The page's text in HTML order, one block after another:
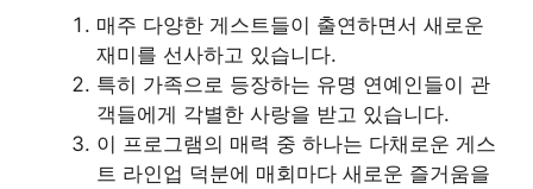
매주 다양한 게스트들이 출연하면서 새로운
재미를 선사하고 있습니다.
특히 가족으로 등장하는 유명 연예인들이 관
객들에게 각별한 사랑을 받고 있습니다.
이 프로그램의 매력 중 하나는 다채로운 게스
트 라인업 덕분에 매회마다 새로운 즐거움을